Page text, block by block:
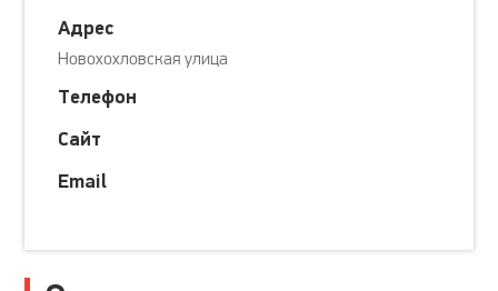
Адрес
Новохохловская улица
Телефон
Сайт
Email